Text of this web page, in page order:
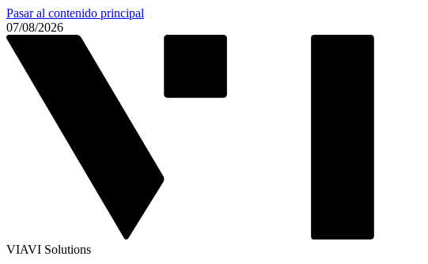
Pasar al contenido principal
07/08/2026
VIAVI Solutions